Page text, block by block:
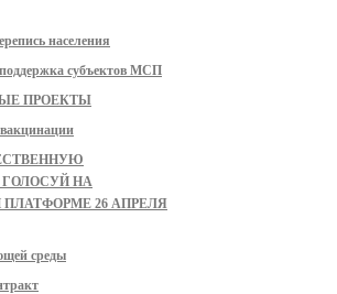
населения
субъектов МСП
ПРОЕКТЫ
НА
26 АПРЕЛЯ
среды